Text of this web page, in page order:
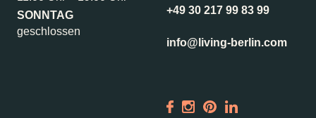
Kantstr. 17 10623Berlin
SONNTAG
geschlossen
+49 30 217 99 83 99
info@living-berlin.com